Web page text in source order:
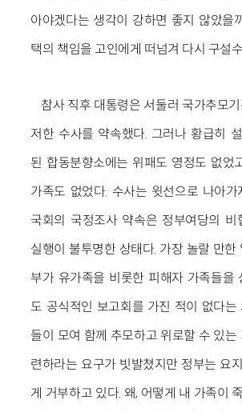
아야겠다는 생각이 강하면 좋지 않았을
택의 책임을 고인에게 떠넘겨 다시 구설
참사 직후 대통령은 서둘러 국가추모
저한 수사를 약속했다. 그러나 황급히
된 합동분향소에는 위패도 영정도 없었
가족도 없었다. 수사는 윗선으로 나아가
국회의 국정조사 약속은 정부여당의 비
실행이 불투명한 상태다. 가장 놀랄 만한
부가 유가족을 비롯한 피해자 가족들을
도 공식적인 보고회를 가진 적이 없다는
들이 모여 함께 추모하고 위로할 수 있는
련하라는 요구가 빗발쳤지만 정부는 요
게 거부하고 있다. 왜, 어떻게 내 가족이